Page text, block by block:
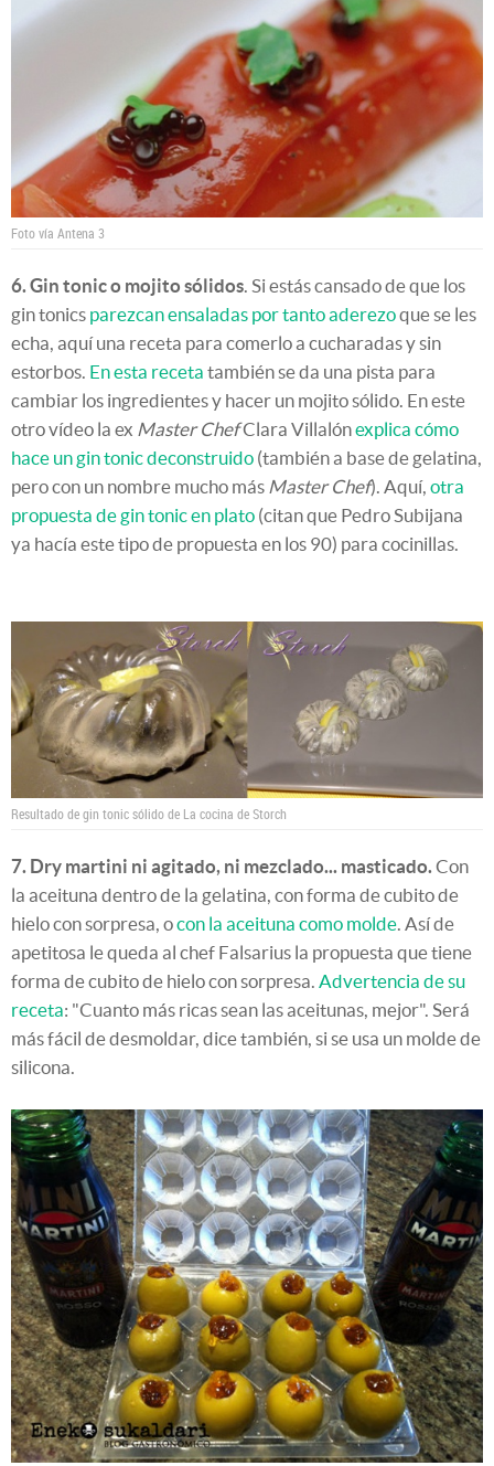
Foto vía Antena 3
6. Gin tonic o mojito sólidos. Si estás cansado de que los
gin tonics parezcan ensaladas por tanto aderezoque se les
echa, aquí una receta para comerlo a cucharadas y sin
estorbos. En esta receta también se da una pista para
cambiar los ingredientes y hacer un mojito sólido. En este
otro vídeo la ex Master ChefClara Villalónexplica cómo
hace un gin tonic deconstruido (también a base de gelatina,
pero con un nombre mucho más Master Chef). Aquí, otra
propuesta de gin tonic en plato (citan que Pedro Subijana
ya hacía este tipo de propuesta en los 90) para cocinillas.
Resultado de gin tonic sólido de La cocina de Storch
7. Dry martini ni agitado, ni mezclado... masticado.Con
la aceituna dentro de la gelatina, con forma de cubito de
hielo con sorpresa, ocon la aceituna como molde. Así de
apetitosa le queda al chef Falsarius la propuesta que tiene
forma de cubito de hielo con sorpresa. Advertencia de su
receta: "Cuanto más ricas sean las aceitunas, mejor". Será
más fácil de desmoldar, dice también, si se usa un molde de
silicona.